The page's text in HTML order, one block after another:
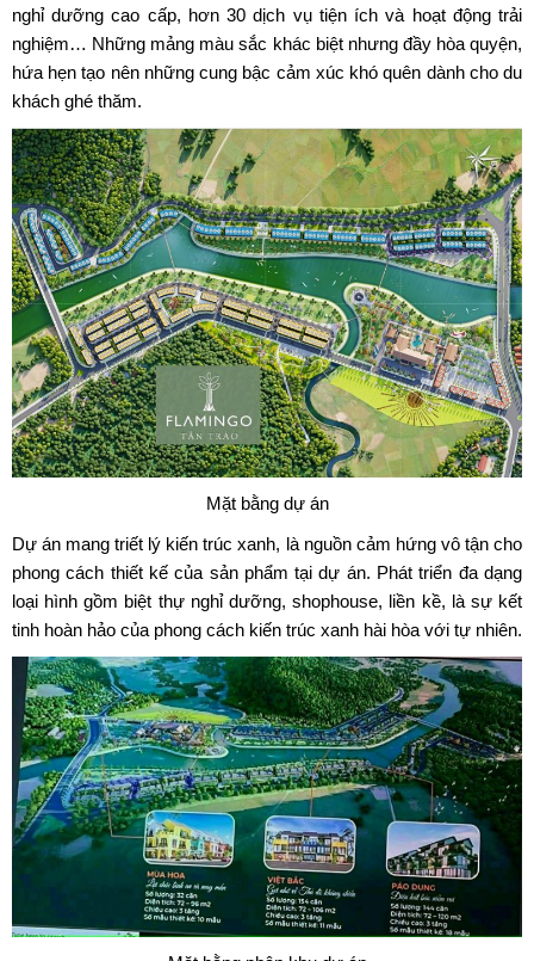
nghỉ dưỡng cao cấp, hơn 30 dịch vụ tiện ích và hoạt động trải
nghiệm… Những mảng màu sắc khác biệt nhưng đầy hòa quyện,
hứa hẹn tạo nên những cung bậc cảm xúc khó quên dành cho du
khách ghé thăm.
Mặt bằng dự án
Dự án mang triết lý kiến trúc xanh, là nguồn cảm hứng vô tận cho
phong cách thiết kế của sản phẩm tại dự án. Phát triển đa dạng
loại hình gồm biệt thự nghỉ dưỡng, shophouse, liền kề, là sự kết
tinh hoàn hảo của phong cách kiến trúc xanh hài hòa với tự nhiên.